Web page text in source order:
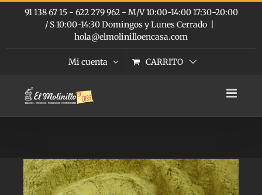
Saltar
91 138 67 15 - 622 279 962 - M/V 10:00-14:00 17:30-20:00
/ S 10:00-14:30 Domingos y Lunes Cerrado
hola@elmolinilloencasa.com
Mi cuenta CARRITO